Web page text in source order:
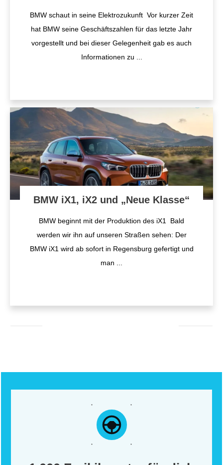
BMW schaut in seine Elektrozukunft Vor kurzer Zeit
hat BMW seine Geschäftszahlen für das letzte Jahr
vorgestellt und bei dieser Gelegenheit gab es auch
Informationen zu
BMW iX1, iX2 und „Neue Klasse“
BMW beginnt mit der Produktion des iX1 Bald
werden wir ihn auf unseren Straßen sehen: Der
BMW iX1 wird ab sofort in Regensburg gefertigt und
man